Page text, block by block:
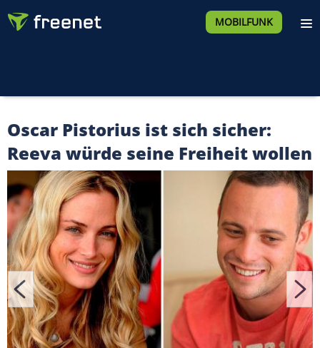
MOBILFUNK
Oscar Pistorius ist sich sicher:
Reeva würde seine Freiheit wollen